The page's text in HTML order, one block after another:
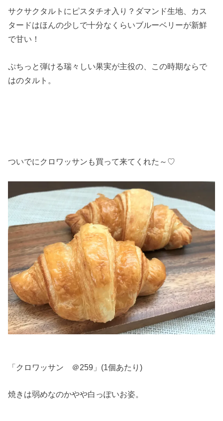
サクサクタルトにピスタチオ入り？ダマンド生地、カス
タードはほんの少しで十分なくらいブルーベリーが新鮮
で甘い！
ぷちっと弾ける瑞々しい果実が主役の、この時期ならで
はのタルト。
ついでにクロワッサンも買って来てくれた～♡
「クロワッサン ＠259」(1個あたり)
焼きは弱めなのかやや白っぽいお姿。